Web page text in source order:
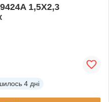
1,5Х2,3
4 дні